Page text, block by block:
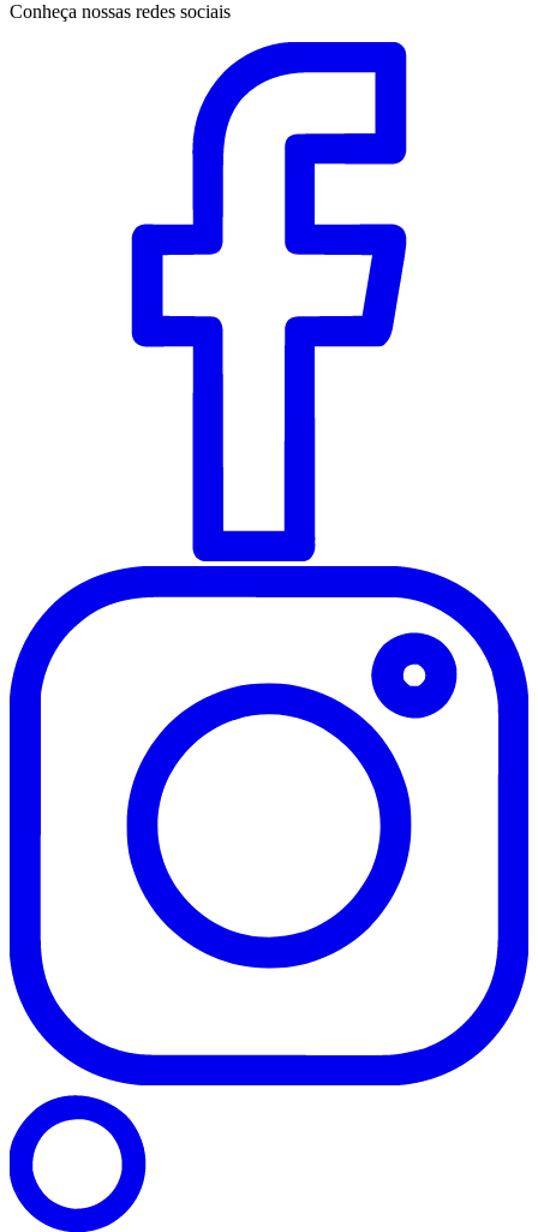
Conheça nossas redes sociais